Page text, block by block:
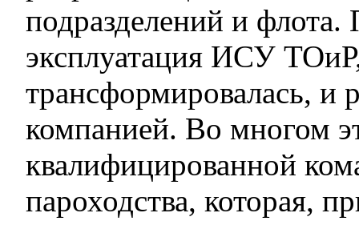
подразделений и
эксплуатация ИСУ
трансформировалась, и
компанией. Во многом
квалифицированной
пароходства, которая,